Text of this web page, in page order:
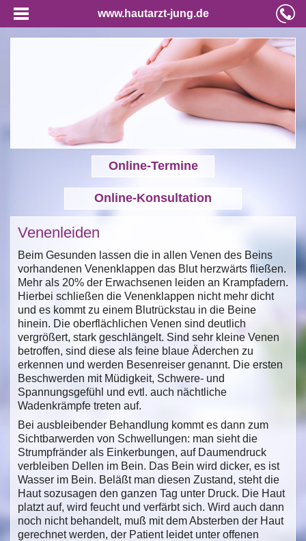
www.hautarzt-jung.de
Online-Termine
Online-Konsultation
Venenleiden
Beim Gesunden lassen die in allen Venen des Beins
vorhandenen Venenklappen das Blut herzwärts fließen.
Mehr als 20% der Erwachsenen leiden an Krampfadern.
Hierbei schließen die Venenklappen nicht mehr dicht
und es kommt zu einem Blutrückstau in die Beine
hinein. Die oberflächlichen Venen sind deutlich
vergrößert, stark geschlängelt. Sind sehr kleine Venen
betroffen, sind diese als feine blaue Äderchen zu
erkennen und werden Besenreiser genannt. Die ersten
Beschwerden mit Müdigkeit, Schwere- und
Spannungsgefühl und evtl. auch nächtliche
Wadenkrämpfe treten auf.
Bei ausbleibender Behandlung kommt es dann zum
Sichtbarwerden von Schwellungen: man sieht die
Strumpfränder als Einkerbungen, auf Daumendruck
verbleiben Dellen im Bein. Das Bein wird dicker, es ist
Wasser im Bein. Beläßt man diesen Zustand, steht die
Haut sozusagen den ganzen Tag unter Druck. Die Haut
platzt auf, wird feucht und verfärbt sich. Wird auch dann
noch nicht behandelt, muß mit dem Absterben der Haut
gerechnet werden, der Patient leidet unter offenen